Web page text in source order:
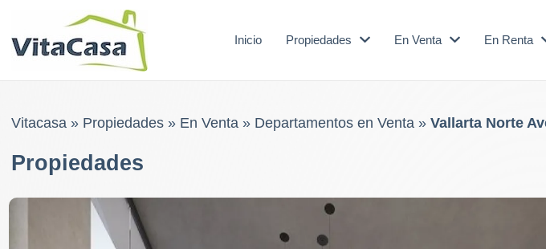
Inicio Propiedades En Venta En Renta
Vitacasa» Propiedades» En Venta» Departamentos en Venta» Vallarta Norte
Propiedades